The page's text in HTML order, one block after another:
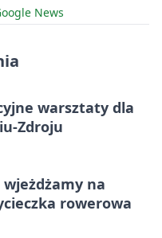
News
warsztaty dla
Zdroju
na
rowerowa